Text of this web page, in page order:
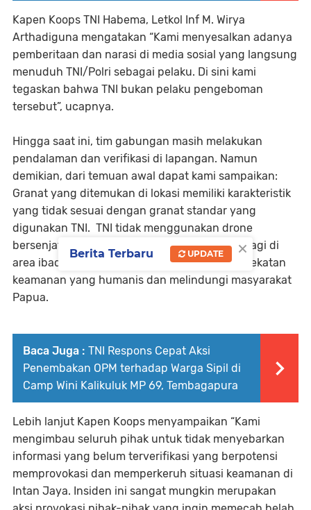
Kapen Koops TNI Habema, Letkol Inf M. Wirya
Arthadiguna mengatakan “Kami menyesalkan adanya
pemberitaan dan narasi di media sosial yang langsung
menuduh TNI/Polri sebagai pelaku. Di sini kami
tegaskan bahwa TNI bukan pelaku pengeboman
tersebut”, ucapnya.
Hingga saat ini, tim gabungan masih melakukan
pendalaman dan verifikasi di lapangan. Namun
demikian, dari temuan awal dapat kami sampaikan:
⁠Granat yang ditemukan di lokasi memiliki karakteristik
yang tidak sesuai dengan granat standar yang
digunakan TNI. ⁠ ⁠TNI tidak menggunakan drone
bersenjata untuk menyerang warga sipil, apalagi di
area ibadah. ⁠TNI selalu mengedepankan pendekatan
keamanan yang humanis dan melindungi masyarakat
Papua.
Baca Juga : TNI Respons Cepat Aksi
Penembakan OPM terhadap Warga Sipil di
Camp Wini Kalikuluk MP 69, Tembagapura
Lebih lanjut Kapen Koops menyampaikan “Kami
mengimbau seluruh pihak untuk tidak menyebarkan
informasi yang belum terverifikasi yang berpotensi
memprovokasi dan memperkeruh situasi keamanan di
Intan Jaya. Insiden ini sangat mungkin merupakan
×
Berita Terbaru UPDATE